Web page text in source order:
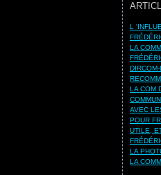
L
LA
LA COM
AVEC
POUR
UTILE,
LA
LA